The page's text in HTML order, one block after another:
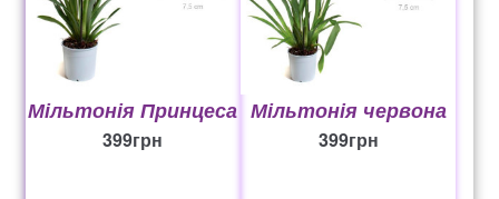
Мільтонія Принцеса
399грн
Мільтонія червона
399грн